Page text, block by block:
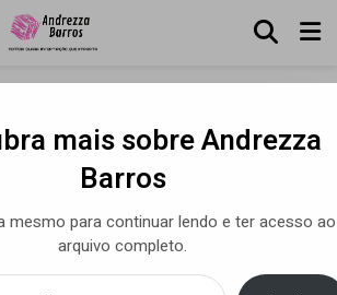
Drexler lança novo
clipe
Barros• 07 maio 2020
mais sobre Andrezza
Barros
mesmo para continuar lendo e ter acesso ao
arquivo completo.